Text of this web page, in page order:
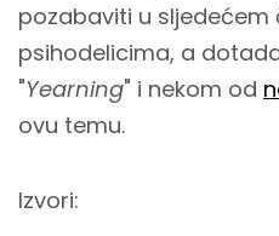
pozabaviti u sljedećem
psihodelicima, a
"Yearning" i nekom od
ovu temu.
Izvori: